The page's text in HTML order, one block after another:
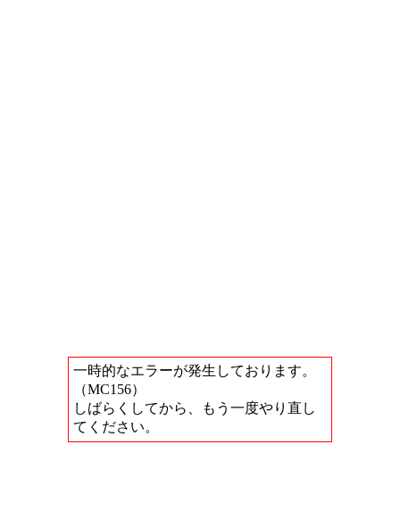
一時的なエラーが発生しております。
（MC156）
しばらくしてから、もう一度やり直し
てください。